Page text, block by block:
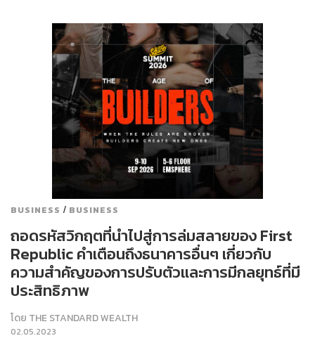
BUSINESS / BUSINESS
ถอดรหัสวิกฤตที่นำไปสู่การล่มสลายของ First
Republic คำเตือนถึงธนาคารอื่นๆ เกี่ยวกับ
ความสำคัญของการปรับตัวและการมีกลยุทธ์ที่มี
ประสิทธิภาพ
โดย THE STANDARD WEALTH
02.05.2023